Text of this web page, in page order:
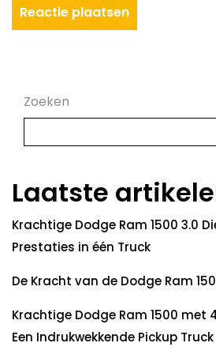
Zoeken
Laatste
Krachtige Dodge Ram 1500 3.0
Prestaties in één Truck
De Kracht van de Dodge Ram
Krachtige Dodge Ram 1500 met
Een Indrukwekkende Pickup Truck